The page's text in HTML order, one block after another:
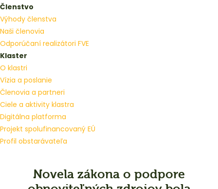
Členstvo
Výhody členstva
Naši členovia
Odporúčaní realizátori FVE
Klaster
O klastri
Vízia a poslanie
Členovia a partneri
Ciele a aktivity klastra
Digitálna platforma
Projekt spolufinancovaný EÚ
Profil obstarávateľa
Novela zákona o podpore